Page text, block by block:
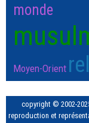
monde
Moyen-Orient
copyright © 2002-
reproduction et